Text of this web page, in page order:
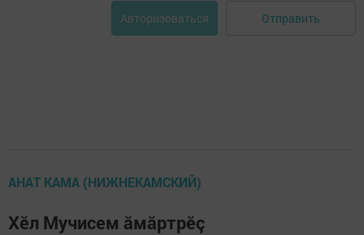
Авторизоваться Отправить
АНАТ КАМА (НИЖНЕКАМСКИЙ)
Хӗл Мучисем ăмăртрӗç